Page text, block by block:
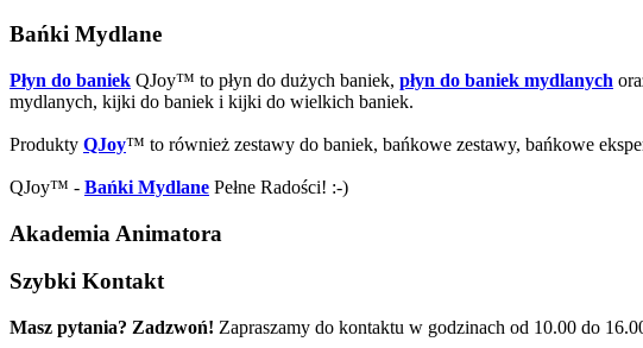
Bańki Mydlane
Płyn do baniek QJoy™ to płyn do dużych baniek, płyn do baniek mydlanych
mydlanych, kijki do baniek i kijki do wielkich baniek.
Produkty QJoy™ to również zestawy do baniek, bańkowe zestawy, bańkowe
QJoy™ - Bańki Mydlane Pełne Radości! :-)
Akademia Animatora
Szybki Kontakt
Masz pytania? Zadzwoń! Zapraszamy do kontaktu w godzinach od 10.00 do